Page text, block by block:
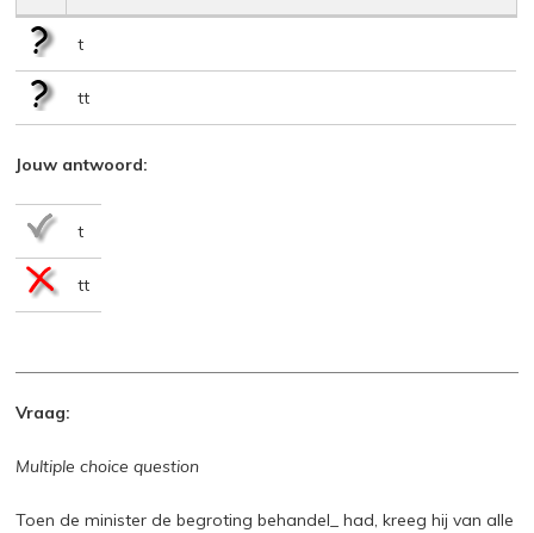
t
tt
Jouw antwoord:
t
tt
Vraag:
Multiple choice question
Toen de minister de begroting behandel_ had, kreeg hij van alle